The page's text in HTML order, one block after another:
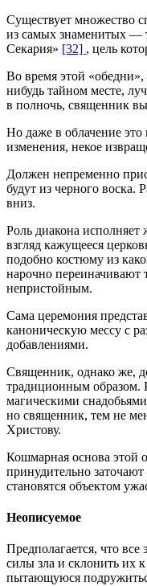
Существует множество
из самых знаменитых —
Секария» [32] , цель
Во время этой «обедни»,
нибудь тайном месте,
в полночь, священник
Но даже в облачение это
изменения, некое
Должен непременно
будут из черного воска.
вниз.
Роль диакона
взгляд кажущееся
подобно костюму из
нарочно переиначивают
непристойным.
Сама церемония
каноническую мессу с
добавлениями.
Священник, однако же,
традиционным образом.
магическими
но священник, тем не
Христову.
Кошмарная основа этой
принудительно
становятся объектом
Неописуемое
Предполагается, что
силы зла и склонить их
пытающуюся